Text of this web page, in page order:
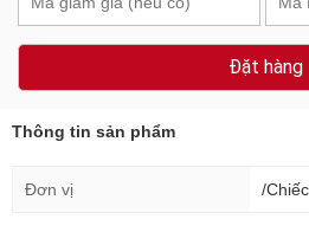
Đặt hàng
Thông tin sản phẩm
Đơn vị /Chiếc